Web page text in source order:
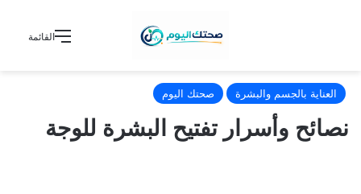
القائمة
العناية بالجسم والبشرة صحتك اليوم
نصائح وأسرار تفتيح البشرة للوجة